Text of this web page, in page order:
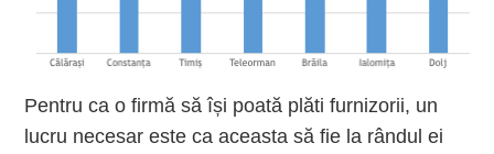
Pentru ca o firmă să își poată plăti furnizorii, un
lucru necesar este ca aceasta să fie la rândul ei